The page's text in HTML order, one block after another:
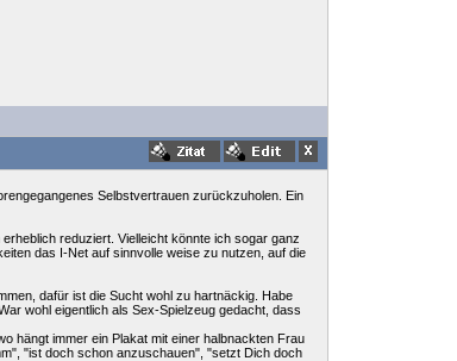
Selbstvertrauen zurückzuholen. Ein
reduziert. Vielleicht könnte ich sogar ganz
das I-Net auf sinnvolle weise zu nutzen, auf die
dafür ist die Sucht wohl zu hartnäckig. Habe
wohl eigentlich als Sex-Spielzeug gedacht, dass
hängt immer ein Plakat mit einer halbnackten Frau
"ist doch schon anzuschauen", "setzt Dich doch